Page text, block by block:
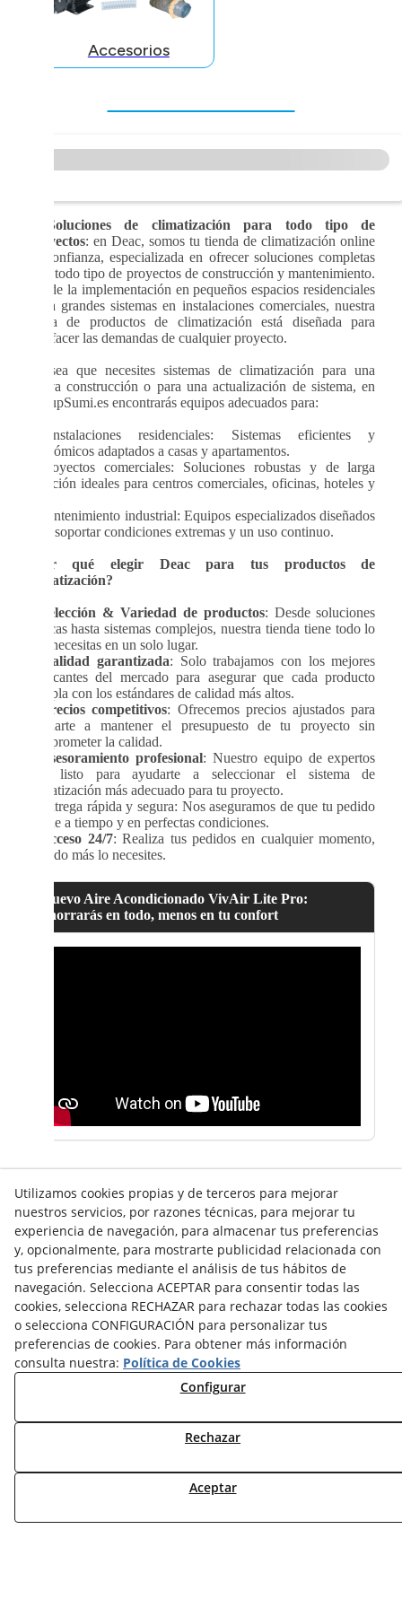
Accesorios
Soluciones de climatización para todo tipo de
proyectos: en Deac, somos tu tienda de climatización online
de confianza, especializada en ofrecer soluciones completas
para todo tipo de proyectos de construcción y mantenimiento.
Desde la implementación en pequeños espacios residenciales
hasta grandes sistemas en instalaciones comerciales, nuestra
gama de productos de climatización está diseñada para
satisfacer las demandas de cualquier proyecto.
Ya sea que necesites sistemas de climatización para una
nueva construcción o para una actualización de sistema, en
GroupSumi.es encontrarás equipos adecuados para:
Instalaciones residenciales: Sistemas eficientes y
económicos adaptados a casas y apartamentos.
Proyectos comerciales: Soluciones robustas y de larga
duración ideales para centros comerciales, oficinas, hoteles y
Mantenimiento industrial: Equipos especializados diseñados
para soportar condiciones extremas y un uso continuo.
¿Por qué elegir Deac para tus productos de
climatización?
Selección & Variedad de productos: Desde soluciones
básicas hasta sistemas complejos, nuestra tienda tiene todo lo
que necesitas en un solo lugar.
Calidad garantizada: Solo trabajamos con los mejores
fabricantes del mercado para asegurar que cada producto
cumpla con los estándares de calidad más altos.
Precios competitivos: Ofrecemos precios ajustados para
ayudarte a mantener el presupuesto de tu proyecto sin
comprometer la calidad.
Asesoramiento profesional: Nuestro equipo de expertos
está listo para ayudarte a seleccionar el sistema de
climatización más adecuado para tu proyecto.
Entrega rápida y segura: Nos aseguramos de que tu pedido
llegue a tiempo y en perfectas condiciones.
Acceso 24/7: Realiza tus pedidos en cualquier momento,
cuando más lo necesites.
Nuevo Aire Acondicionado VivAir Lite Pro:
ahorrarás en todo, menos en tu confort
NOTICIAS AEROTERMIA
NOTICIAS FOTOVOLTAICA
NOTICIAS CLIMATIZACIÓN
NOTICIAS CALEFACCIÓN
NOTICIAS BIOMASA
NOTICIAS VENTILACIÓN
NOTICIAS ACS
NOVEDADES
Utilizamos cookies propias y de terceros para mejorar
nuestros servicios, por razones técnicas, para mejorar tu
experiencia de navegación, para almacenar tus preferencias
y, opcionalmente, para mostrarte publicidad relacionada con
tus preferencias mediante el análisis de tus hábitos de
navegación. Selecciona ACEPTAR para consentir todas las
cookies, selecciona RECHAZAR para rechazar todas las cookies
o selecciona CONFIGURACIÓN para personalizar tus
preferencias de cookies. Para obtener más información
consulta nuestra: Política de Cookies
Configurar
Rechazar
Aceptar